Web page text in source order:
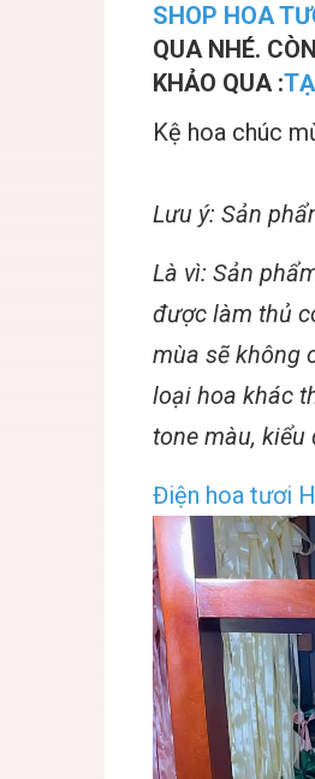
SHOP HOA
QUA NHÉ.
KHẢO QUA :
Kệ hoa chúc
Lưu ý: Sản
Là vì: Sản
được làm thủ
mùa sẽ không
loại hoa khác
tone màu,
Điện hoa tươi